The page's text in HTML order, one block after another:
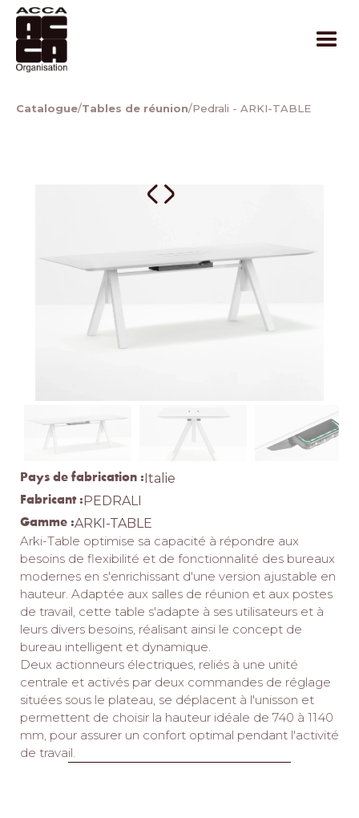
Catalogue/Tables de réunion/Pedrali - ARKI-TABLE
Pays de fabrication :Italie
Fabricant :PEDRALI
Gamme :ARKI-TABLE
Arki-Table optimise sa capacité à répondre aux
besoins de flexibilité et de fonctionnalité des bureaux
modernes en s'enrichissant d'une version ajustable en
hauteur.‎ Adaptée aux salles de réunion et aux postes
de travail, cette table s'adapte à ses utilisateurs et à
leurs divers besoins, réalisant ainsi le concept de
bureau intelligent et dynamique.‎
Deux actionneurs électriques, reliés à une unité
centrale et activés par deux commandes de réglage
situées sous le plateau, se déplacent à l'unisson et
permettent de choisir la hauteur idéale de 740 à 1140
mm, pour assurer un confort optimal pendant l'activité
de travail.‎